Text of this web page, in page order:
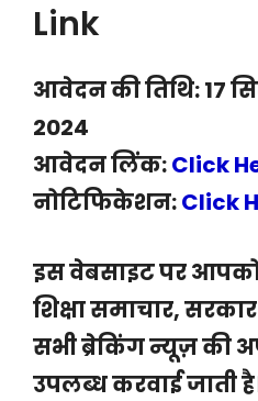
Link
आवेदन की तिथि: 17
2024
आवेदन लिंक:Click
नोटिफिकेशन:Click
इस वेबसाइट पर आपको
शिक्षा समाचार,
सभी ब्रेकिंग न्यूज़ की
उपलब्ध करवाई जाती